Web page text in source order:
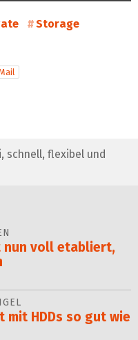
Storage
schnell, flexibel und
nun voll etabliert,
HDDs so gut wie